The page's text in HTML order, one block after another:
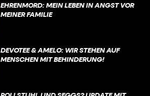
EHRENMORD: MEIN LEBEN IN ANGST VOR
MEINER FAMILIE
DEVOTEE & AMELO: WIR STEHEN AUF
MENSCHEN MIT BEHINDERUNG!